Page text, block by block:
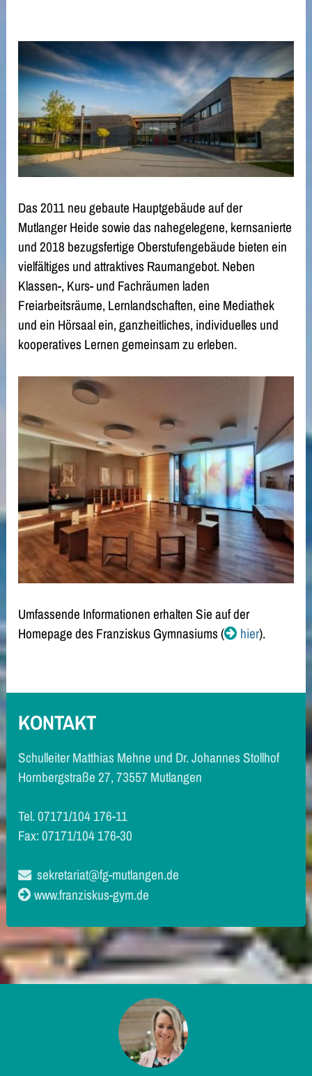
Das 2011 neu gebaute Hauptgebäude auf der
Mutlanger Heide sowie das nahegelegene, kernsanierte
und 2018 bezugsfertige Oberstufengebäude bieten ein
vielfältiges und attraktives Raumangebot. Neben
Klassen-, Kurs- und Fachräumen laden
Freiarbeitsräume, Lernlandschaften, eine Mediathek
und ein Hörsaal ein, ganzheitliches, individuelles und
kooperatives Lernen gemeinsam zu erleben.
Umfassende Informationen erhalten Sie auf der
Homepage des Franziskus Gymnasiums (
hier).
KONTAKT
Schulleiter Matthias Mehne und Dr. Johannes Stollhof
Hornbergstraße 27, 73557 Mutlangen
Tel. 07171/104 176-11
Fax: 07171/104 176-30
sekretariat@fg-mutlangen.de
www.franziskus-gym.de